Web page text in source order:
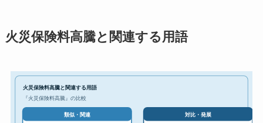
火災保険料高騰と関連する用語
火災保険料高騰と関連する用語
『火災保険料高騰』の比較
類似・関連 対比・発展